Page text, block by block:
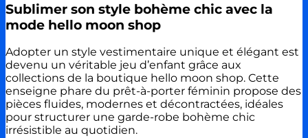
Sublimer son style bohème chic avec la
mode hello moon shop
Adopter un style vestimentaire unique et élégant est
devenu un véritable jeu d’enfant grâce aux
collections de la boutique hello moon shop. Cette
enseigne phare du prêt-à-porter féminin propose des
pièces fluides, modernes et décontractées, idéales
pour structurer une garde-robe bohème chic
irrésistible au quotidien.